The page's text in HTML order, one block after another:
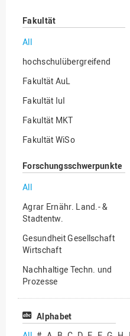
Fakultät
All
hochschulübergreifend
Fakultät AuL
Fakultät IuI
Fakultät MKT
Fakultät WiSo
Forschungsschwerpunkte
All
Agrar Ernähr. Land.- &
Stadtentw.
Gesundheit Gesellschaft
Wirtschaft
Nachhaltige Techn. und
Prozesse
Vielfältiges Forschen
Alphabet